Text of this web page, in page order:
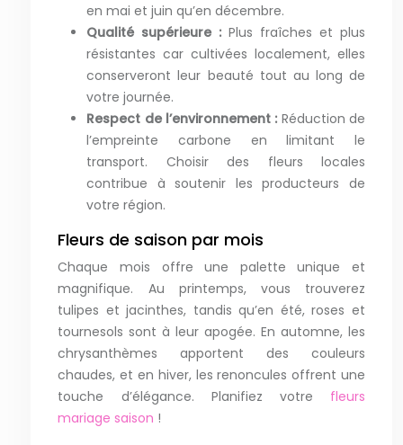
en mai et juin qu’en décembre.
Qualité supérieure :Plus fraîches et plus
résistantes car cultivées localement, elles
conserveront leur beauté tout au long de
votre journée.
Respect de l’environnement : Réduction de
l’empreinte carbone en limitant le
transport. Choisir des fleurs locales
contribue à soutenir les producteurs de
votre région.
Fleurs de saison par mois
Chaque mois offre une palette unique et
magnifique. Au printemps, vous trouverez
tulipes et jacinthes, tandis qu’en été, roses et
tournesols sont à leur apogée. En automne, les
chrysanthèmes apportent des couleurs
chaudes, et en hiver, les renoncules offrent une
touche d’élégance. Planifiez votre fleurs
mariage saison !